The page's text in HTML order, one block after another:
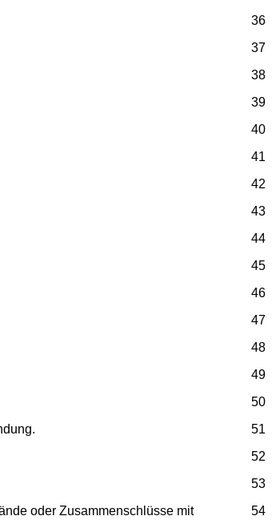
36
37
38
39
40
41
42
43
44
45
46
47
48
49
50
51
52
53
54
oder Zusammenschlüsse mit